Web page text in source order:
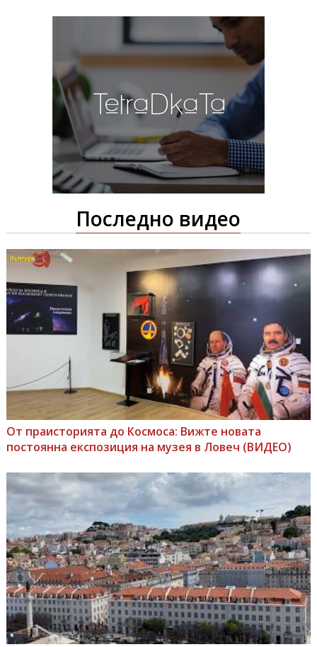
Последно видео
От праисторията до Космоса: Вижте новата
постоянна експозиция на музея в Ловеч (ВИДЕО)